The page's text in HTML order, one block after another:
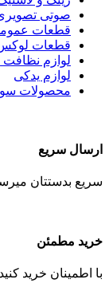
صوتی
قطعات
قطعات
لوازم نظافت
لوازم یدکی
محصولات
ارسال سریع
سریع بدستتان
خرید مطمئن
با اطمینان خرید